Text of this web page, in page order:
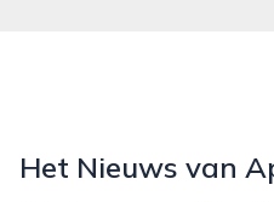
Het Nieuws van